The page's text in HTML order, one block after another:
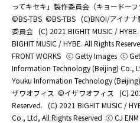
ってキセキ」製作委員会（キョードー
©BS-TBS ©BS-TBS (C)BNOI/アイナ
委員会 (C) 2021 BIGHIT MUSIC /
BIGHIT MUSIC / HYBE. All Rights
FRONT WORKS ⓒ Getty Images ⓒ
Information Technology (Beijing) Co.,
Youku Information Technology
ザワオフィス ©イザワオフィス
(C)
Reserved. (C) 2021 BIGHIT MUSIC /
Co., Ltd, All Rights Reserved ⓒ CJ